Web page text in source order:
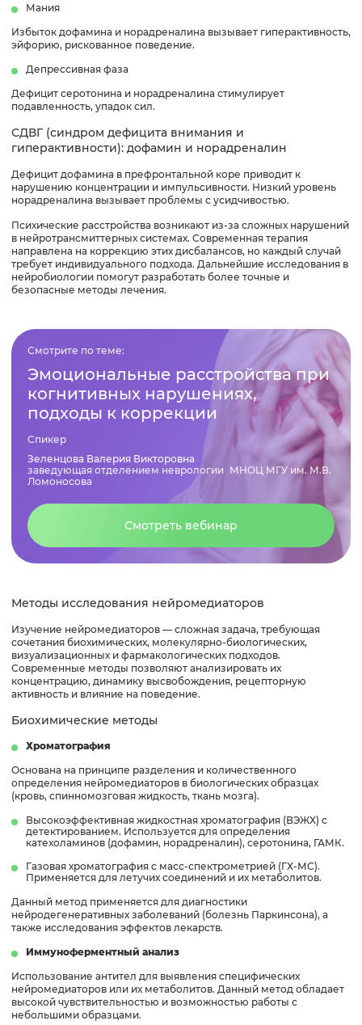
Мания
Избыток дофамина и норадреналина вызывает гиперактивность,
эйфорию, рискованное поведение.
Депрессивная фаза
Дефицит серотонина и норадреналина стимулирует
подавленность, упадок сил.
СДВГ (синдром дефицита внимания и
гиперактивности): дофамин и норадреналин
Дефицит дофамина в префронтальной коре приводит к
нарушению концентрации и импульсивности. Низкий уровень
норадреналина вызывает проблемы с усидчивостью.
Психические расстройства возникают из-за сложных нарушений
в нейротрансмиттерных системах. Современная терапия
направлена на коррекцию этих дисбалансов, но каждый случай
требует индивидуального подхода. Дальнейшие исследования в
нейробиологии помогут разработать более точные и
безопасные методы лечения.
Смотрите по теме:
Эмоциональные расстройства при
когнитивных нарушениях,
подходы к коррекции
Спикер
Зеленцова Валерия Викторовна
заведующая отделением неврологии МНОЦ МГУ им. М.В.
Ломоносова
Смотреть вебинар
Методы исследования нейромедиаторов
Изучение нейромедиаторов — сложная задача, требующая
сочетания биохимических, молекулярно-биологических,
визуализационных и фармакологических подходов.
Современные методы позволяют анализировать их
концентрацию, динамику высвобождения, рецепторную
активность и влияние на поведение.
Биохимические методы
Хроматография
Основана на принципе разделения и количественного
определения нейромедиаторов в биологических образцах
(кровь, спинномозговая жидкость, ткань мозга).
Высокоэффективная жидкостная хроматография (ВЭЖХ) с
детектированием. Используется для определения
катехоламинов (дофамин, норадреналин), серотонина, ГАМК.
Газовая хроматография с масс-спектрометрией (ГХ-МС).
Применяется для летучих соединений и их метаболитов.
Данный метод применяется для диагностики
нейродегенеративных заболеваний (болезнь Паркинсона), а
также исследования эффектов лекарств.
Иммуноферментный анализ
Использование антител для выявления специфических
нейромедиаторов или их метаболитов. Данный метод обладает
высокой чувствительностью и возможностью работы с
небольшими образцами.